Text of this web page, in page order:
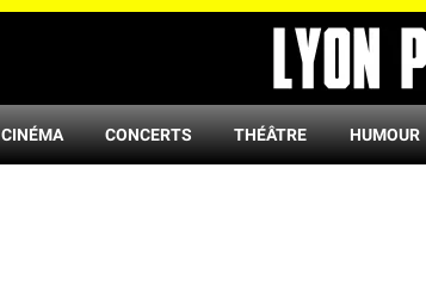
CINÉMA CONCERTS THÉÂTRE HUMOUR